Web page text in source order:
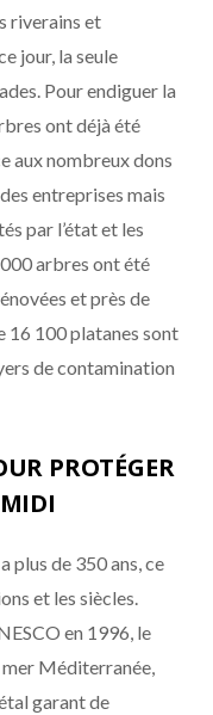
riverains et
jour, la seule
Pour endiguer la
ont déjà été
aux nombreux dons
entreprises mais
par l’état et les
arbres ont été
et près de
16 100 platanes sont
de contamination
PROTÉGER
plus de 350 ans, ce
et les siècles.
en 1996, le
mer Méditerranée,
garant de